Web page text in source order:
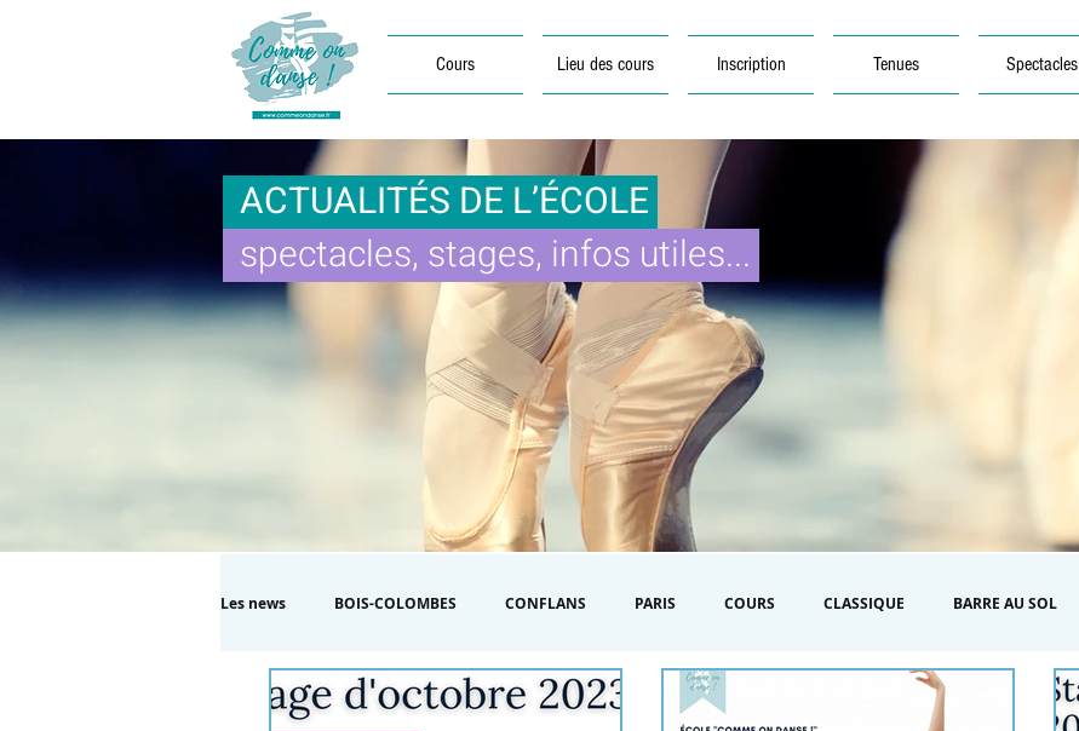
Cours Lieu des cours Inscription Tenues Spectacles
ACTUALITÉS DE L’ÉCOLE
spectacles, stages, infos utiles...
Les news BOIS-COLOMBES CONFLANS PARIS COURS CLASSIQUE BARRE AU SOL
MODERNE